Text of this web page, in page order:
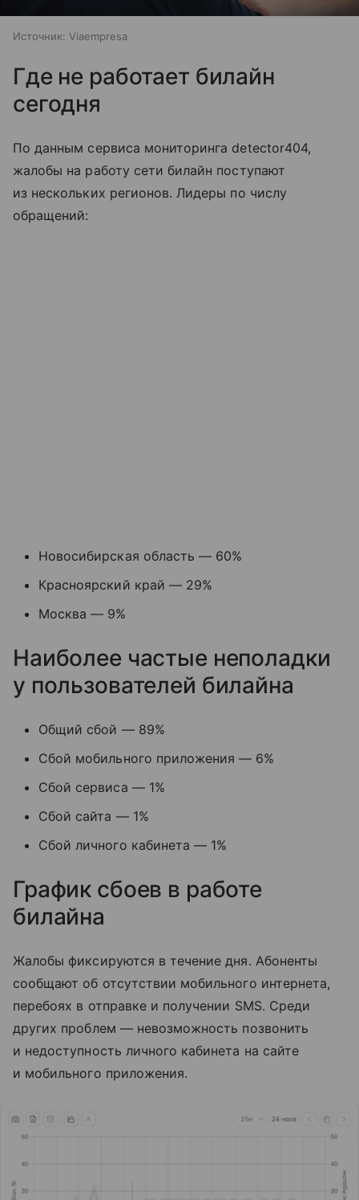
Источник: Viaempresa
Где не работает билайн
сегодня
По данным сервиса мониторинга detector404,
жалобы на работу сети билайн поступают
из нескольких регионов. Лидеры по числу
обращений:
Новосибирская область — 60%
Красноярский край — 29%
Москва — 9%
Наиболее частые неполадки
у пользователей билайна
Общий сбой — 89%
Сбой мобильного приложения — 6%
Сбой сервиса — 1%
Сбой сайта — 1%
Сбой личного кабинета — 1%
График сбоев в работе
билайна
Жалобы фиксируются в течение дня. Абоненты
сообщают об отсутствии мобильного интернета,
перебоях в отправке и получении SMS. Среди
других проблем — невозможность позвонить
и недоступность личного кабинета на сайте
и мобильного приложения.